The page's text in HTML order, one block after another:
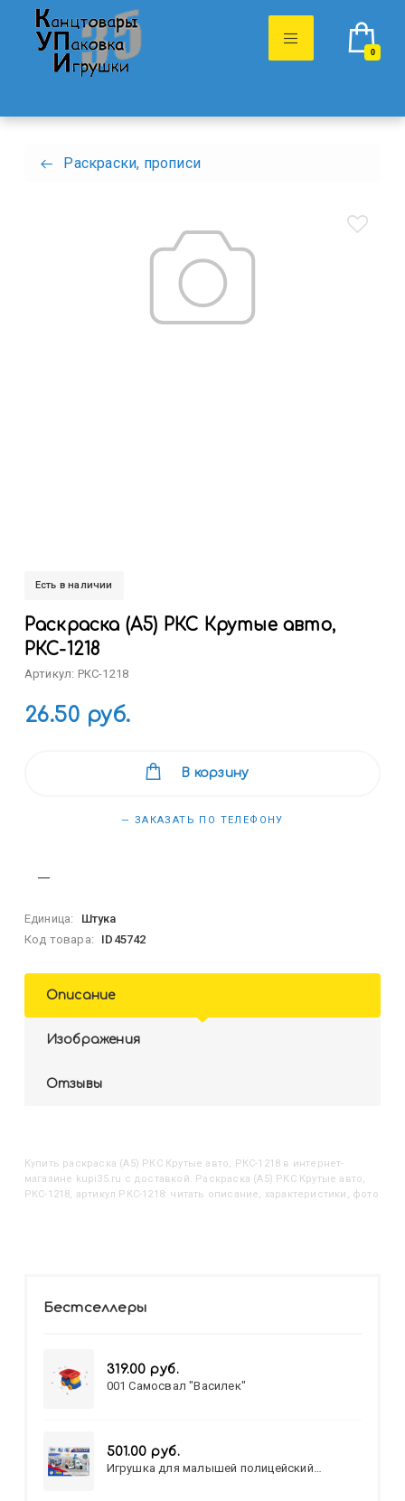
0
Раскраски, прописи
Есть в наличии
Раскраска (А5) РКС Крутые авто,
РКС-1218
Артикул: РКС-1218
26.50 руб.
В корзину
— ЗАКАЗАТЬ ПО ТЕЛЕФОНУ
Единица:
Штука
Код товара:
ID45742
Описание
Изображения
Отзывы
Купить Раскраска (А5) РКС Крутые авто, РКС-1218 в интернет-
магазине kupi35.ru с доставкой. Раскраска (А5) РКС Крутые авто,
РКС-1218, артикул РКС-1218: читать описание, характеристики, фото
Бестселлеры
319.00 руб.
001 Самосвал "Василек"
501.00 руб.
Игрушка для малышей полицейский